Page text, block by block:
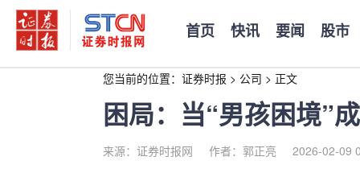
首页 快讯 要闻 股市
您当前的位置： 证券时报 > 公司 > 正文
困局：当“男孩困境”
来源：证券时报网 作者：郭正亮 2026-02-09